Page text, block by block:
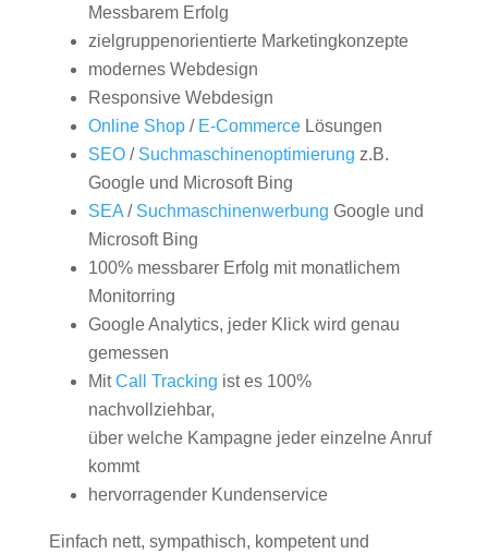
Messbarem Erfolg
zielgruppenorientierte Marketingkonzepte
modernes Webdesign
Responsive Webdesign
Online Shop/ E-CommerceLösungen
SEO/ Suchmaschinenoptimierung z.B.
Google und Microsoft Bing
SEA/ Suchmaschinenwerbung Google und
Microsoft Bing
100% messbarer Erfolg mit monatlichem
Monitorring
Google Analytics, jeder Klick wird genau
gemessen
MitCall Tracking ist es 100%
nachvollziehbar,
über welche Kampagne jeder einzelne Anruf
kommt
hervorragender Kundenservice
Einfach nett, sympathisch, kompetent und